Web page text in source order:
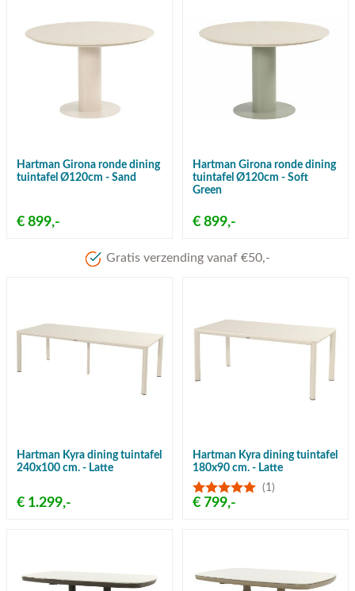
Hartman Girona ronde dining
tuintafel Ø120cm - Sand
€ 899,-
Hartman Girona ronde dining
tuintafel Ø120cm - Soft
Green
€ 899,-
Gratis verzending vanaf €50,-
Hartman Kyra dining tuintafel
240x100 cm. - Latte
€ 1.299,-
Hartman Kyra dining tuintafel
180x90 cm. - Latte
(1)
€ 799,-